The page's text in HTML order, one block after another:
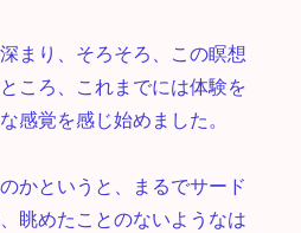
まり、そろそろ、この瞑想
ころ、これまでには体験を
感覚を感じ始めました。
かというと、まるでサード
眺めたことのないようなは